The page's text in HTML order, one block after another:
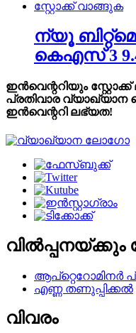
ന്യൂ
കെഎസ് 3
ഇൻവെന്ററിയും
പ്രതിവാര വ്യാഖ്യാന
ഇൻവെന്ററി ലഭ്യത!
ആപ്റ്റെറോമിനർ
എണ്ണ തണുപ്പിക്കൽ
വിവരം